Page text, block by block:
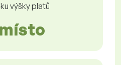
výšky platů